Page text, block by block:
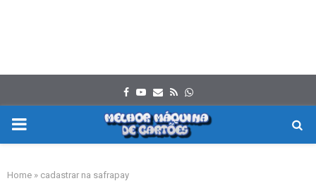
Facebook
Youtube
Email
RssWhatsapp
PRIMARY
Home » cadastrar na safrapay